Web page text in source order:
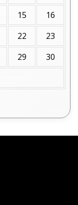
15
16
22
23
29
30